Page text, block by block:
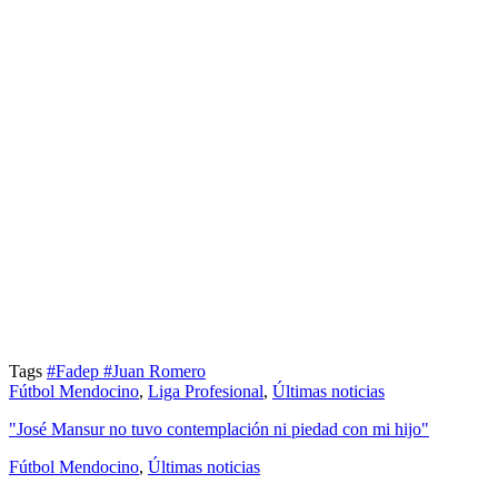
Tags #Fadep #Juan Romero
Fútbol Mendocino, Liga Profesional, Últimas noticias
"José Mansur no tuvo contemplación ni piedad con mi hijo"
Fútbol Mendocino, Últimas noticias